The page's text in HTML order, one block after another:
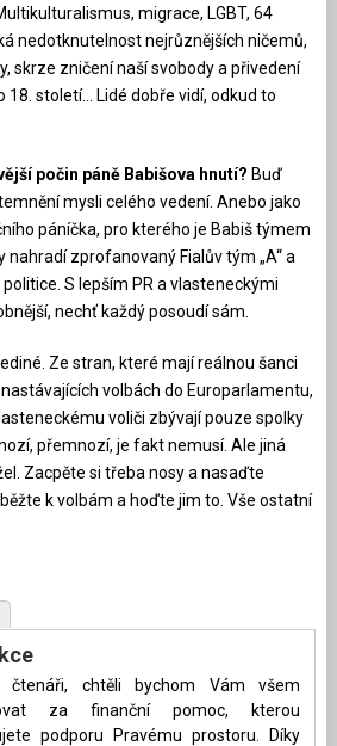
migrace, LGBT, 64
nedotknutelnost nejrůznějších ničemů,
skrze zničení naší svobody a přivedení
18. století… Lidé dobře vidí, odkud to
počin páně Babišova hnutí? Buď
mysli celého vedení. Anebo jako
páníčka, pro kterého je Babiš týmem
nahradí zprofanovaný Fialův tým „A“ a
S lepším PR a vlasteneckými
nechť každý posoudí sám.
Ze stran, které mají reálnou šanci
volbách do Europarlamentu,
voliči zbývají pouze spolky
přemnozí, je fakt nemusí. Ale jiná
Zacpěte si třeba nosy a nasaďte
k volbám a hoďte jim to. Vše ostatní
čtenáři, chtěli bychom Vám všem
za finanční pomoc, kterou
podporu Pravému prostoru. Díky